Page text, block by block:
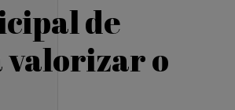
de
valorizar o